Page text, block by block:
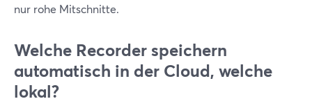
nur rohe Mitschnitte.
Welche Recorder speichern
automatisch in der Cloud, welche
lokal?